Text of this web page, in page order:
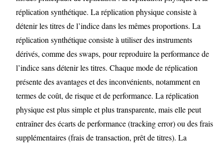
réplication synthétique. La réplication physique consiste à
détenir les titres de l’indice dans les mêmes proportions. La
réplication synthétique consiste à utiliser des instruments
dérivés, comme des swaps, pour reproduire la performance de
l’indice sans détenir les titres. Chaque mode de réplication
présente des avantages et des inconvénients, notamment en
termes de coût, de risque et de performance. La réplication
physique est plus simple et plus transparente, mais elle peut
entraîner des écarts de performance (tracking error) ou des frais
supplémentaires (frais de transaction, prêt de titres). La